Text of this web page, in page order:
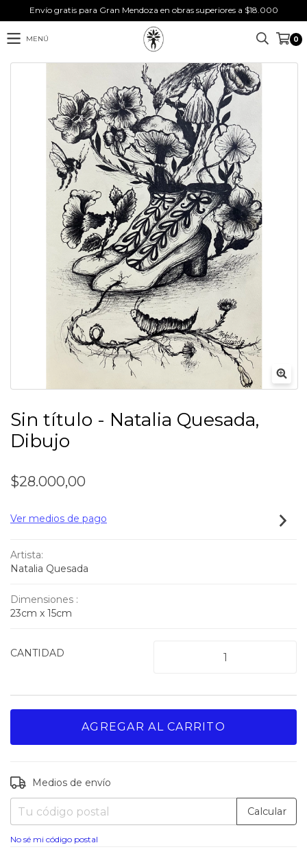
Envío gratis para Gran Mendoza en obras superiores a $18.000
MENÚ 0
Sin título - Natalia Quesada,
Dibujo
$28.000,00
Ver medios de pago
Artista:
Natalia Quesada
Dimensiones :
23cm x 15cm
CANTIDAD
Entregas para el CP:
Medios de envío
Calcular
No sé mi código postal